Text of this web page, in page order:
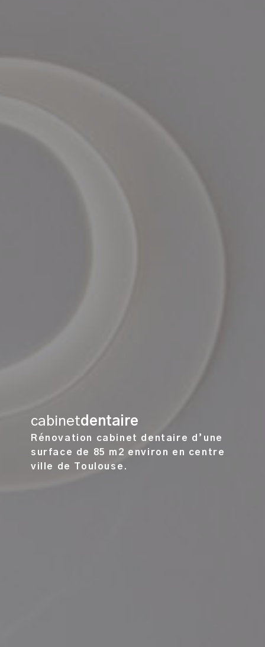
cabinetdentaire
Rénovation cabinet dentaire d’une
surface de 85 m2 environ en centre
ville de Toulouse.